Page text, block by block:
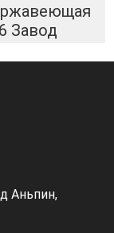
Завод
Аньпин,